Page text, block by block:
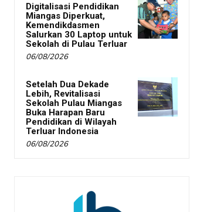
Digitalisasi Pendidikan
Miangas Diperkuat,
Kemendikdasmen
Salurkan 30 Laptop untuk
Sekolah di Pulau Terluar
06/08/2026
Setelah Dua Dekade
Lebih, Revitalisasi
Sekolah Pulau Miangas
Buka Harapan Baru
Pendidikan di Wilayah
Terluar Indonesia
06/08/2026